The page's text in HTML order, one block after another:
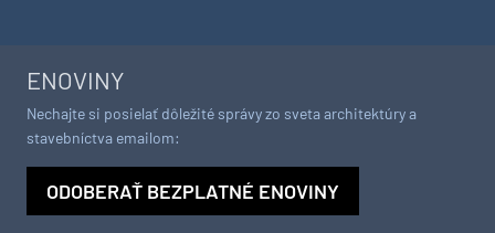
ENOVINY
Nechajte si posielať dôležité správy zo sveta architektúry a
stavebníctva emailom:
ODOBERAŤ BEZPLATNÉ ENOVINY